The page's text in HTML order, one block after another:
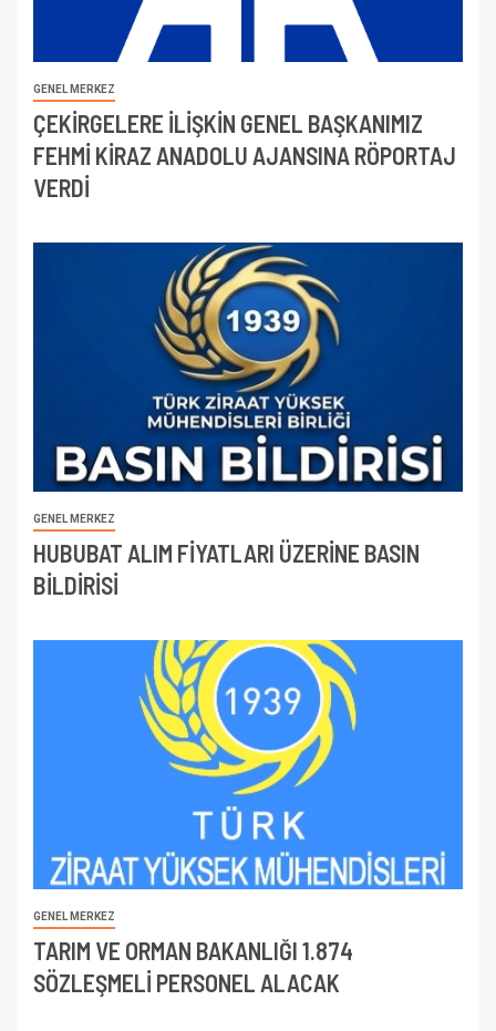
GENEL MERKEZ
ÇEKİRGELERE İLİŞKİN GENEL BAŞKANIMIZ
FEHMİ KİRAZ ANADOLU AJANSINA RÖPORTAJ
VERDİ
GENEL MERKEZ
HUBUBAT ALIM FİYATLARI ÜZERİNE BASIN
BİLDİRİSİ
GENEL MERKEZ
TARIM VE ORMAN BAKANLIĞI 1.874
SÖZLEŞMELİ PERSONEL ALACAK